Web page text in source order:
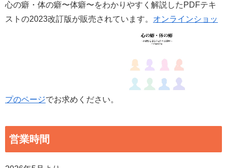
心の癖・体の癖〜体癖〜をわかりやすく解説したPDFテキ
ストの2023改訂版が販売されています。 オンラインショッ
プのページでお求めください。
営業時間